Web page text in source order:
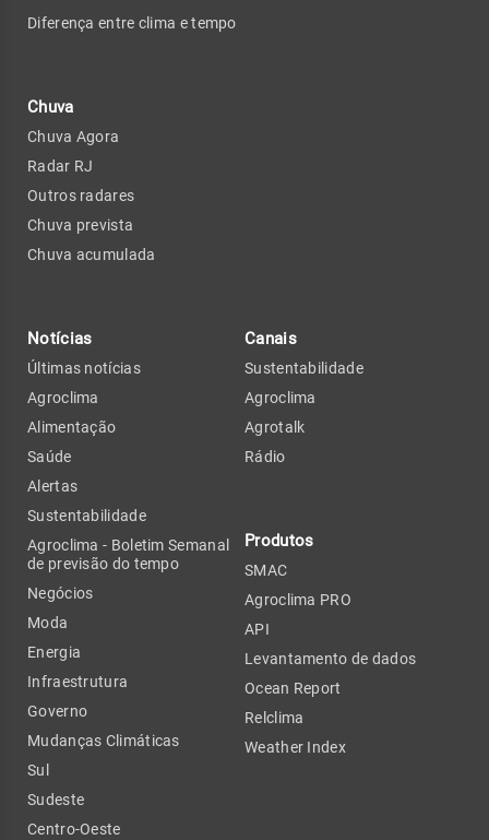
Diferença entre clima e tempo
Chuva
Chuva Agora
Radar RJ
Outros radares
Chuva prevista
Chuva acumulada
Notícias
Últimas notícias
Agroclima
Alimentação
Saúde
Alertas
Sustentabilidade
Agroclima - Boletim Semanal
de previsão do tempo
Negócios
Moda
Energia
Infraestrutura
Governo
Mudanças Climáticas
Sul
Sudeste
Centro-Oeste
Canais
Sustentabilidade
Agroclima
Agrotalk
Rádio
Produtos
SMAC
Agroclima PRO
API
Levantamento de dados
Ocean Report
Relclima
Weather Index